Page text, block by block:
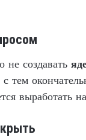
не создавать
тем
выработать